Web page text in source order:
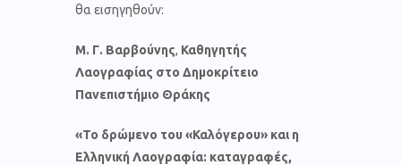
θα εισηγηθούν:
Μ. Γ. Βαρβούνης, Καθηγητής
Λαογραφίας στο Δημοκρίτειο
Πανεπιστήμιο Θράκης
«Το δρώμενο του «Καλόγερου» και η
Ελληνική Λαογραφία: καταγραφές,